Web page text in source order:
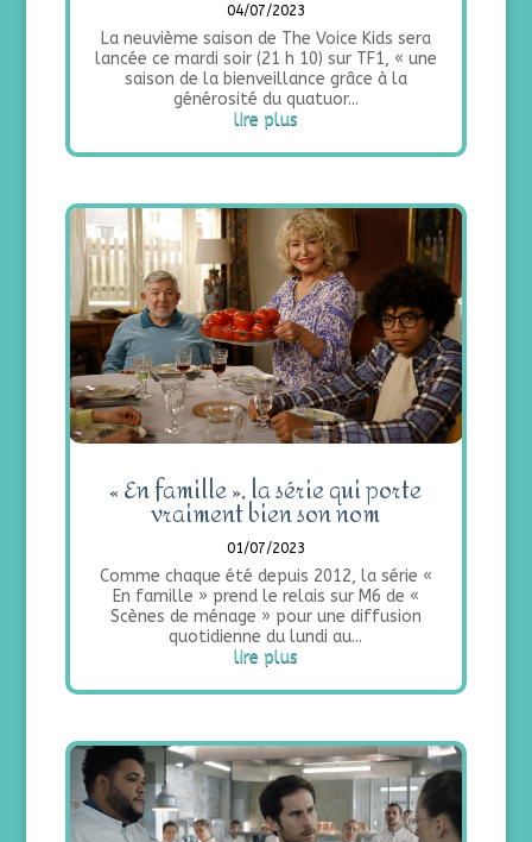
04/07/2023
La neuvième saison de The Voice Kids sera
lancée ce mardi soir (21 h 10) sur TF1, « une
saison de la bienveillance grâce à la
générosité du quatuor...
lire plus
« En famille », la série qui porte
vraiment bien son nom
01/07/2023
Comme chaque été depuis 2012, la série «
En famille » prend le relais sur M6 de «
Scènes de ménage » pour une diffusion
quotidienne du lundi au...
lire plus